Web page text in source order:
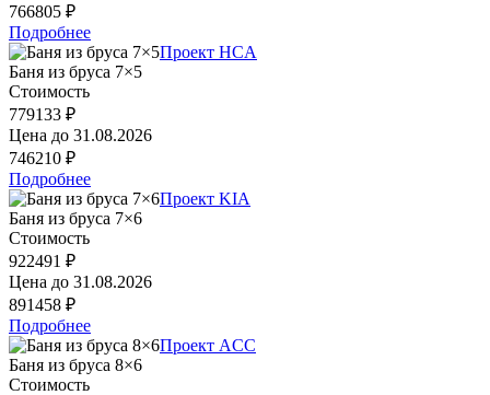
766805 ₽
Подробнее
Проект HCA
Баня из бруса 7×5
Стоимость
779133 ₽
Цена до 31.08.2026
746210 ₽
Подробнее
Проект KIA
Баня из бруса 7×6
Стоимость
922491 ₽
Цена до 31.08.2026
891458 ₽
Подробнее
Проект ACC
Баня из бруса 8×6
Стоимость